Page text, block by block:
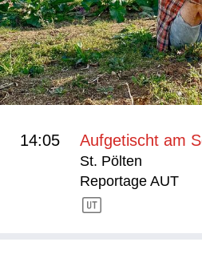
14:05 Aufgetischt am
St. Pölten
Reportage AUT